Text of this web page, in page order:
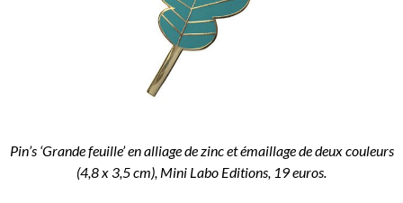
Pin’s ‘Grande feuille’ en alliage de zinc et émaillage de deux couleurs
(4,8 x 3,5 cm), Mini Labo Editions, 19 euros.